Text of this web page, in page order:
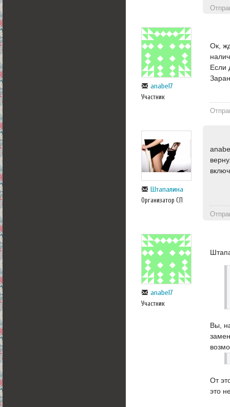
anabel7
Участник
Ок,
Если
Штапалина
Организатор СП
anabel7
Участник
Вы,
От
это